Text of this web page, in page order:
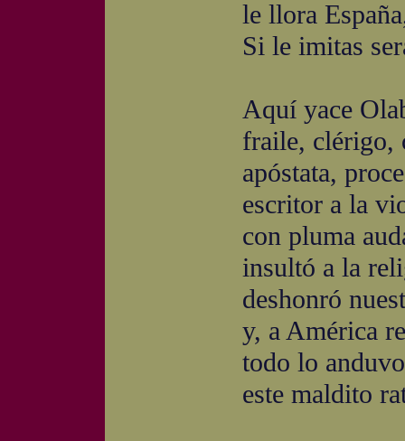
le llora España,
Si le imitas serás
Aquí yace
fraile, clérigo,
apóstata,
escritor a la
con pluma audaz
insultó a la
deshonró
y, a América
todo lo anduvo
este maldito